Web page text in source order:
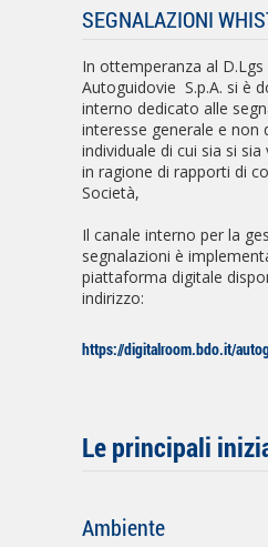
SEGNALAZIONI
In ottemperanza al D.Lgs
Autoguidovie S.p.A. si è
interno dedicato alle
interesse generale e non
individuale di cui sia si
in ragione di rapporti di
Società,
Il canale interno per la
segnalazioni è
piattaforma digitale
indirizzo:
https://digitalroom.bdo.it/
Le principali
Ambiente